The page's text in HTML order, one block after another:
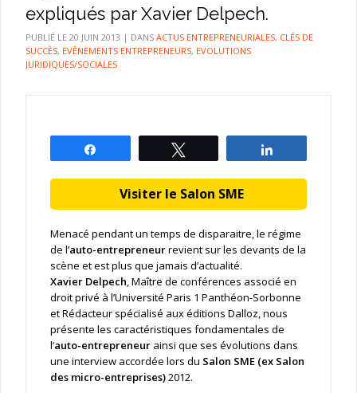
expliqués par Xavier Delpech.
PUBLIÉ LE 20 JUIN 2013 | DANS ACTUS ENTREPRENEURIALES, CLÉS DE
SUCCÈS, EVÈNEMENTS ENTREPRENEURS, EVOLUTIONS
JURIDIQUES/SOCIALES
Visiter le Salon SME
Menacé pendant un temps de disparaitre, le régime
de l’auto-entrepreneurrevient sur les devants de la
scène et est plus que jamais d’actualité.
Xavier Delpech, Maître de conférences associé en
droit privé à l’Université Paris 1 Panthéon-Sorbonne
et Rédacteur spécialisé aux éditions Dalloz, nous
présente les caractéristiques fondamentales de
l’auto-entrepreneurainsi que ses évolutions dans
une interview accordée lors du Salon SME (ex Salon
des micro-entreprises)2012.